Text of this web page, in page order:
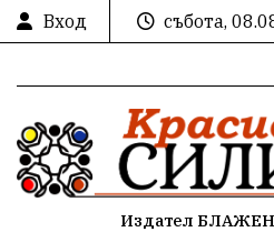
Вход
събота,
Издател